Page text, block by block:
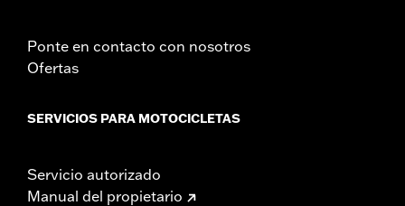
Ponte en contacto con nosotros
Ofertas
SERVICIOS PARA MOTOCICLETAS
Servicio autorizado
Manual del propietario